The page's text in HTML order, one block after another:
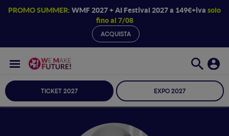
PROMO SUMMER: WMF 2027 + AI Festival 2027 a 149€+iva solo
fino al 7/08
ACQUISTA
TICKET 2027 EXPO 2027